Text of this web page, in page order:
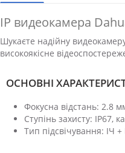
IP видеокамера
Шукаєте надійну
високоякісне
ОСНОВНІ
Фокусна відстань: 2.8
Ступінь захисту: IP67,
Тип підсвічування: ІЧ